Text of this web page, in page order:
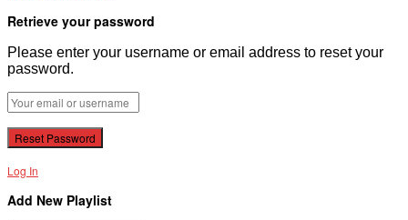
Retrieve your password
Please enter your username or email address to reset your
password.
Log In
Add New Playlist